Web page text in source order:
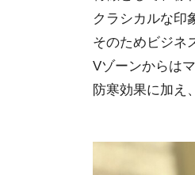
クラシカルな印
そのためビジネ
Vゾーンからは
防寒効果に加え